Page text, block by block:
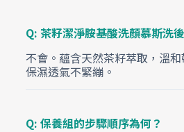
Q: 茶籽潔淨胺基酸洗顏慕斯洗
不會。蘊含天然茶籽萃取，溫
保濕透氣不緊繃。
Q: 保養組的步驟順序為何？